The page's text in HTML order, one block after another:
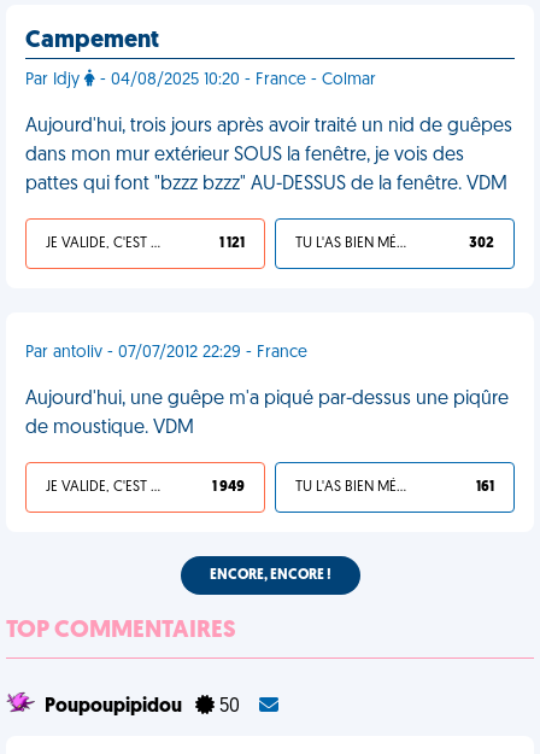
Campement
Par Idjy - 04/08/2025 10:20 - France - Colmar
Aujourd'hui, trois jours après avoir traité un nid de guêpes
dans mon mur extérieur SOUS la fenêtre, je vois des
pattes qui font "bzzz bzzz" AU-DESSUS de la fenêtre. VDM
JE VALIDE, C'EST UNE VDM 1 121 TU L'AS BIEN MÉRITÉ 302
Par antoliv - 07/07/2012 22:29 - France
Aujourd'hui, une guêpe m'a piqué par-dessus une piqûre
de moustique. VDM
JE VALIDE, C'EST UNE VDM 1 949 TU L'AS BIEN MÉRITÉ 161
ENCORE, ENCORE !
TOP COMMENTAIRES
Poupoupipidou 50